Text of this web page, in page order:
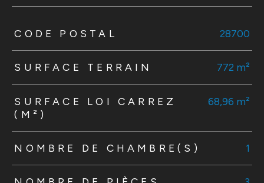
TRAD_ZEPHYR_Caracteristique TRAD_ZEPHYR_Valeurs
CODE POSTAL 28700
SURFACE TERRAIN 772 m²
SURFACE LOI CARREZ
(M²)
68,96 m²
NOMBRE DE CHAMBRE(S) 1